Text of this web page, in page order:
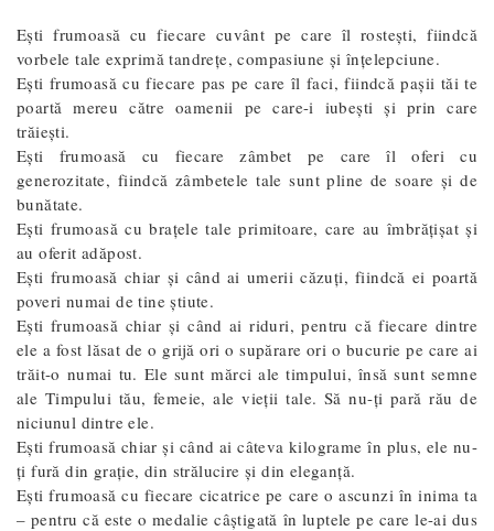
Eşti frumoasă cu fiecare cuvânt pe care îl rosteşti, fiindcă
vorbele tale exprimă tandreţe, compasiune și înţelepciune.
Eşti frumoasă cu fiecare pas pe care îl faci, fiindcă paşii tăi te
poartă mereu către oamenii pe care-i iubeşti şi prin care
trăieşti.
Eşti frumoasă cu fiecare zâmbet pe care îl oferi cu
generozitate, fiindcă zâmbetele tale sunt pline de soare şi de
bunătate.
Ești frumoasă cu brațele tale primitoare, care au îmbrăţişat şi
au oferit adăpost.
Eşti frumoasă chiar şi când ai umerii căzuţi, fiindcă ei poartă
poveri numai de tine ştiute.
Eşti frumoasă chiar şi când ai riduri, pentru că fiecare dintre
ele a fost lăsat de o grijă ori o supărare ori o bucurie pe care ai
trăit-o numai tu. Ele sunt mărci ale timpului, însă sunt semne
ale Timpului tău, femeie, ale vieţii tale. Să nu-ţi pară rău de
niciunul dintre ele.
Eşti frumoasă chiar şi când ai câteva kilograme în plus, ele nu-
ţi fură din graţie, din strălucire şi din eleganţă.
Eşti frumoasă cu fiecare cicatrice pe care o ascunzi în inima ta
– pentru că este o medalie câştigată în luptele pe care le-ai dus